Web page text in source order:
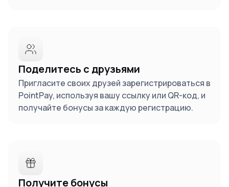
Поделитесь с друзьями
Пригласите своих друзей зарегистрироваться в
PointPay, используя вашу ссылку или QR-код, и
получайте бонусы за каждую регистрацию.
Получите бонусы